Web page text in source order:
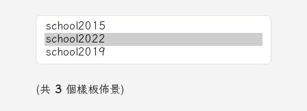
(共 3 個樣板佈景)